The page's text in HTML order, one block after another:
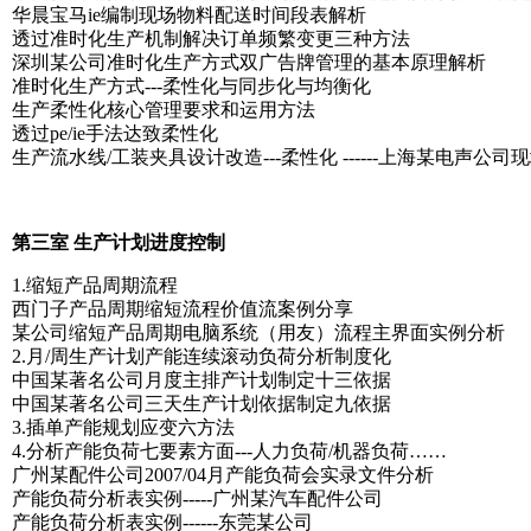
华晨宝马ie编制现场物料配送时间段表解析
透过准时化生产机制解决订单频繁变更三种方法
深圳某公司准时化生产方式双广告牌管理的基本原理解析
准时化生产方式---柔性化与同步化与均衡化
生产柔性化核心管理要求和运用方法
透过pe/ie手法达致柔性化
生产流水线/工装夹具设计改造---柔性化 ------上海某电声公司
第三室 生产计划进度控制
1.缩短产品周期流程
西门子产品周期缩短流程价值流案例分享
某公司缩短产品周期电脑系统（用友）流程主界面实例分析
2.月/周生产计划产能连续滚动负荷分析制度化
中国某著名公司月度主排产计划制定十三依据
中国某著名公司三天生产计划依据制定九依据
3.插单产能规划应变六方法
4.分析产能负荷七要素方面---人力负荷/机器负荷……
广州某配件公司2007/04月产能负荷会实录文件分析
产能负荷分析表实例-----广州某汽车配件公司
产能负荷分析表实例------东莞某公司